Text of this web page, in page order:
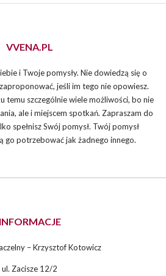
VVENA.PL
i Twoje pomysły. Nie dowiedzą się o
jeśli im tego nie opowiesz.
temu szczególnie wiele możliwości, bo nie
ale i miejscem spotkań. Zapraszam do
spełnisz Swój pomysł. Twój pomysł
go potrzebować jak żadnego innego.
INFORMACJE
– Krzysztof Kotowicz
ul. Zacisze 12/2